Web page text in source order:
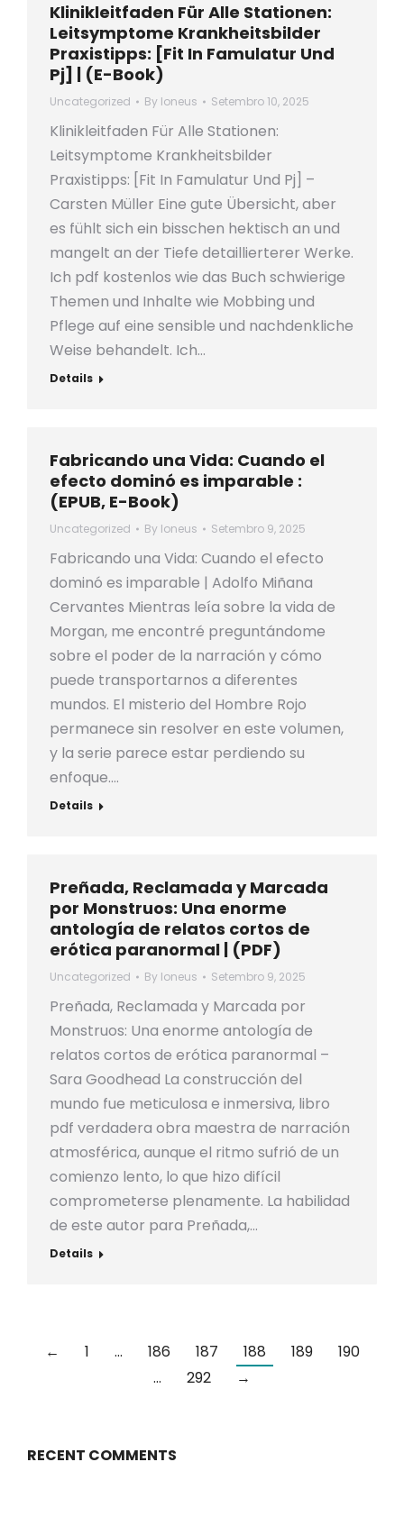
Klinikleitfaden Für Alle Stationen:
Leitsymptome Krankheitsbilder
Praxistipps: [Fit In Famulatur Und
Pj] | (E-Book)
Uncategorized By loneus Setembro 10, 2025
Klinikleitfaden Für Alle Stationen:
Leitsymptome Krankheitsbilder
Praxistipps: [Fit In Famulatur Und Pj] –
Carsten Müller Eine gute Übersicht, aber
es fühlt sich ein bisschen hektisch an und
mangelt an der Tiefe detaillierterer Werke.
Ich pdf kostenlos wie das Buch schwierige
Themen und Inhalte wie Mobbing und
Pflege auf eine sensible und nachdenkliche
Weise behandelt. Ich…
Details
Fabricando una Vida: Cuando el
efecto dominó es imparable :
(EPUB, E-Book)
Uncategorized By loneus Setembro 9, 2025
Fabricando una Vida: Cuando el efecto
dominó es imparable | Adolfo Miñana
Cervantes Mientras leía sobre la vida de
Morgan, me encontré preguntándome
sobre el poder de la narración y cómo
puede transportarnos a diferentes
mundos. El misterio del Hombre Rojo
permanece sin resolver en este volumen,
y la serie parece estar perdiendo su
enfoque.…
Details
Preñada, Reclamada y Marcada
por Monstruos: Una enorme
antología de relatos cortos de
erótica paranormal | (PDF)
Uncategorized By loneus Setembro 9, 2025
Preñada, Reclamada y Marcada por
Monstruos: Una enorme antología de
relatos cortos de erótica paranormal –
Sara Goodhead La construcción del
mundo fue meticulosa e inmersiva, libro
pdf verdadera obra maestra de narración
atmosférica, aunque el ritmo sufrió de un
comienzo lento, lo que hizo difícil
comprometerse plenamente. La habilidad
de este autor para Preñada,…
Details
← 1 … 186 187 188 189
190
…
292 →
RECENT COMMENTS